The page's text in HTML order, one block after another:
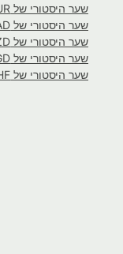
שער היסטורי של EUR
שער היסטורי של CAD
שער היסטורי של NZD
שער היסטורי של SGD
שער היסטורי של CHF